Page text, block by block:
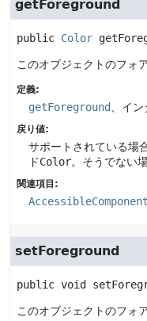
getForeground
public Color
このオブジェクトのフォ
定義:
getForeground 、イ
戻り値:
サポートされている場
ドColor。そうでない
関連項目:
setForeground
public void
このオブジェクトのフォ